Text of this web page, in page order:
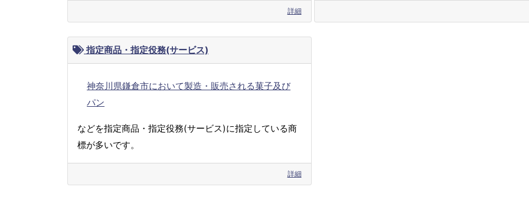
詳細
指定商品・指定役務(サービス)
神奈川県鎌倉市において製造・販売される菓子及び
パン
などを指定商品・指定役務(サービス)に指定している商
標が多いです。
詳細